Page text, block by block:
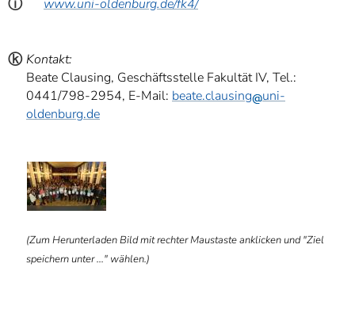
ⓘ www.uni-oldenburg.de/fk4/
ⓚ Kontakt:
Beate Clausing, Geschäftsstelle Fakultät IV, Tel.:
0441/798-2954, E-Mail: beate.clausing
uni-
oldenburg.de
(Zum Herunterladen Bild mit rechter Maustaste anklicken und "Ziel
speichern unter ..." wählen.)